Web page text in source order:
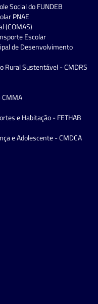
Social do FUNDEB
PNAE
(COMAS)
Escolar
de Desenvolvimento
Rural Sustentável - CMDRS
e Habitação - FETHAB
e Adolescente - CMDCA